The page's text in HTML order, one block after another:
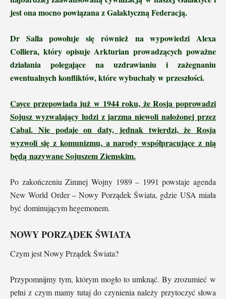
jest ona mocno powiązana z Galaktyczną Federacją.
Dr Salla powołuje się również na wypowiedzi Alexa
Colliera, który opisuje Arkturian prowadzących poważne
działania polegające na uzdrawianiu i zażegnaniu
ewentualnych konfliktów, które wybuchały w przeszłości.
Cayce przepowiada już w 1944 roku, że Rosja poprowadzi
Sojusz wyzwalający ludzi z jarzma niewoli nałożonej przez
Cabal. Nie podaje on daty, jednak twierdzi, że Rosja
wyzwoli się z komunizmu, a narody współpracujące z nią
będą nazywane Sojuszem Ziemskim.
Po zakończeniu Zimnej Wojny 1989 – 1991 powstaje agenda
New World Order – Nowy Porządek Świata, gdzie USA miała
być dominującym hegemonem.
NOWY PORZĄDEK ŚWIATA
Czym jest Nowy Prządek Świata?
Przypomnijmy tym, którym mogło to umknąć. By zrozumieć w
pełni z czym mamy tutaj do czynienia należy przytoczyć słowa